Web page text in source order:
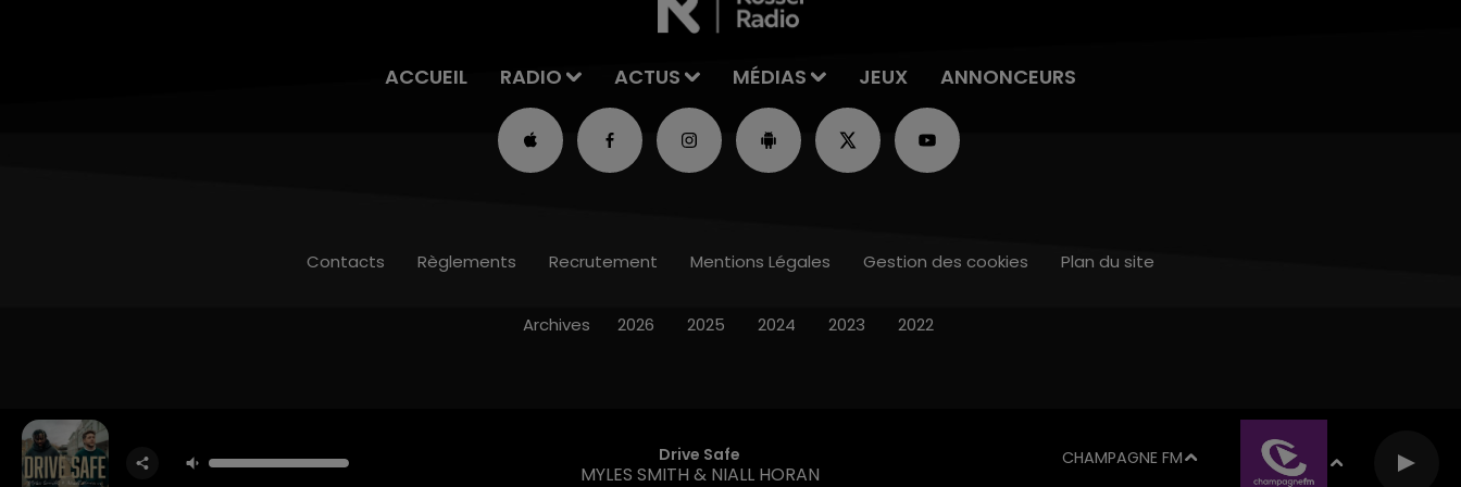
ACCUEIL RADIO ACTUS MÉDIAS JEUX ANNONCEURS
Drive Safe
MYLES SMITH & NIALL HORAN
CHAMPAGNE FM
Contacts Règlements Recrutement Mentions Légales Gestion des cookies Plan du site
Archives 2026 2025 2024 2023 2022